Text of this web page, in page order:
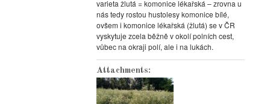
varieta žlutá = komonice lékařská – zrovna u
nás tedy rostou hustolesy komonice bílé,
ovšem i komonice lékařská (žlutá) se v ČR
vyskytuje zcela běžně v okolí polních cest,
vůbec na okraji polí, ale i na lukách.
Attachments: